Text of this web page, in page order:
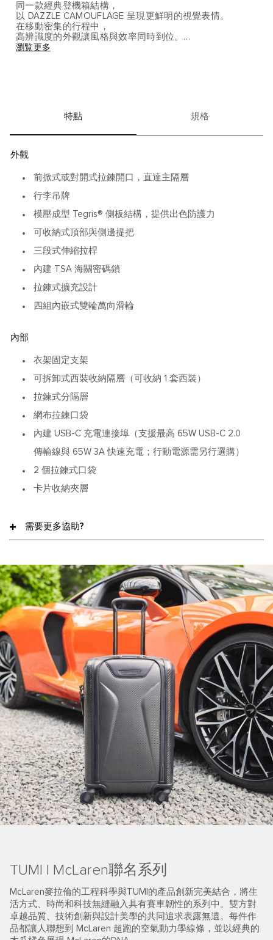
同一款經典登機箱結構，
以 DAZZLE CAMOUFLAGE 呈現更鮮明的視覺表情。
在移動密集的行程中，
高辨識度的外觀讓風格與效率同時到位。
• 同款結構，維持一致的操控與收納體驗
• 可擴充容量，對應不同旅程長度與裝載需求
瀏覧更多
特點 規格
外觀
前掀式或對開式拉鍊開口，直達主隔層
行李吊牌
模壓成型 Tegris® 側板結構，提供出色防護力
可收納式頂部與側邊提把
三段式伸縮拉桿
內建 TSA 海關密碼鎖
拉鍊式擴充設計
四組內嵌式雙輪萬向滑輪
內部
衣架固定支架
可拆卸式西裝收納隔層（可收納 1 套西裝）
拉鍊式分隔層
網布拉鍊口袋
內建 USB-C 充電連接埠（支援最高 65W USB-C 2.0
傳輸線與 65W 3A 快速充電；行動電源需另行選購）
2 個拉鍊式口袋
卡片收納夾層
需要更多協助?
TUMI | McLaren聯名系列
McLaren麥拉倫的工程科學與TUMI的產品創新完美結合，將生
活方式、時尚和科技無縫融入具有賽車韌性的系列中。雙方對
卓越品質、技術創新與設計美學的共同追求表露無遺。每件作
品都讓人聯想到 McLaren 超跑的空氣動力學線條，並以經典的